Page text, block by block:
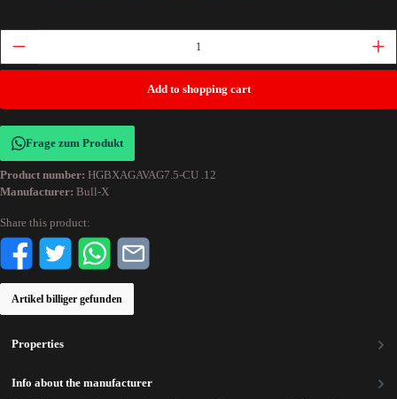
Add to shopping cart
Frage zum Produkt
Product number: HGBXAGAVAG7.5-CU .12
Manufacturer: Bull-X
Share this product:
Artikel billiger gefunden
Properties
Info about the manufacturer